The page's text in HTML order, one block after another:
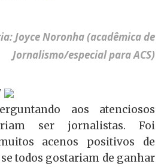
Joyce Noronha (acadêmica de
Jornalismo/especial para ACS)
aos atenciosos
ser jornalistas. Foi
acenos positivos de
todos gostariam de ganhar